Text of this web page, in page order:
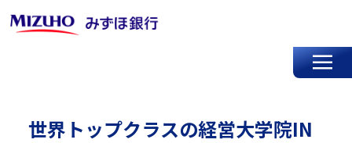
世界トップクラスの経営大学院IN